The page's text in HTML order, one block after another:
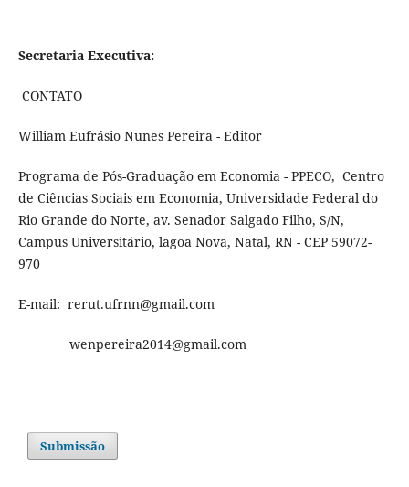
Secretaria Executiva:
CONTATO
William Eufrásio Nunes Pereira - Editor
Programa de Pós-Graduação em Economia - PPECO, Centro
de Ciências Sociais em Economia, Universidade Federal do
Rio Grande do Norte, av. Senador Salgado Filho, S/N,
Campus Universitário, lagoa Nova, Natal, RN - CEP 59072-
970
E-mail: rerut.ufrnn@gmail.com
wenpereira2014@gmail.com
Submissão